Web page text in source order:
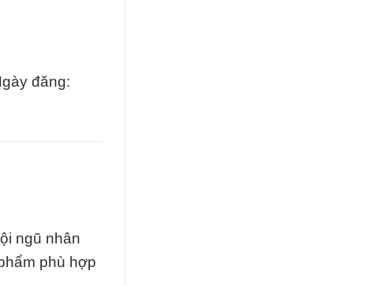
đăng:
ngũ nhân
phù hợp